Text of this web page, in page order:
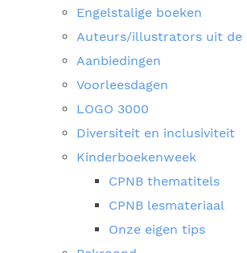
Engelstalige boeken
Auteurs/illustrators uit de
Aanbiedingen
Voorleesdagen
LOGO 3000
Diversiteit en inclusiviteit
Kinderboekenweek
CPNB thematitels
CPNB lesmateriaal
Onze eigen tips